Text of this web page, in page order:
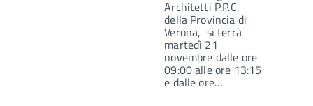
Architetti P.P.C.
della Provincia di
Verona, si terrà
martedì 21
novembre dalle ore
09:00 alle ore 13:15
e dalle ore…